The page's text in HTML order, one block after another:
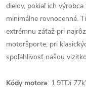
dielov, pokiaľ ich
minimálne rovnocenné.
extrémnu záťaž pri
motoršporte, pri
spoľahlivosť našou
Kódy motora: 1.9TDi